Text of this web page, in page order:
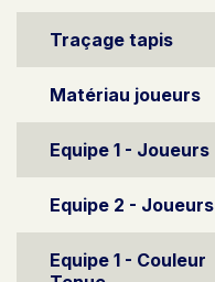
Traçage tapis
Matériau joueurs
Equipe 1 - Joueurs
Equipe 2 - Joueurs
Equipe 1 - Couleur